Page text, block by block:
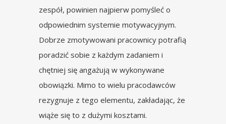
zespół, powinien najpierw pomyśleć o
odpowiednim systemie motywacyjnym.
Dobrze zmotywowani pracownicy potrafią
poradzić sobie z każdym zadaniem i
chętniej się angażują w wykonywane
obowiązki. Mimo to wielu pracodawców
rezygnuje z tego elementu, zakładając, że
wiąże się to z dużymi kosztami.